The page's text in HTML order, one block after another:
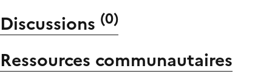
Discussions (0)
Ressources communautaires